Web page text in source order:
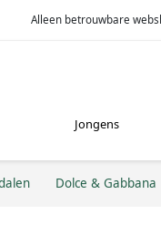
Alleen betrouwbare
Jongens
Dolce & Gabbana